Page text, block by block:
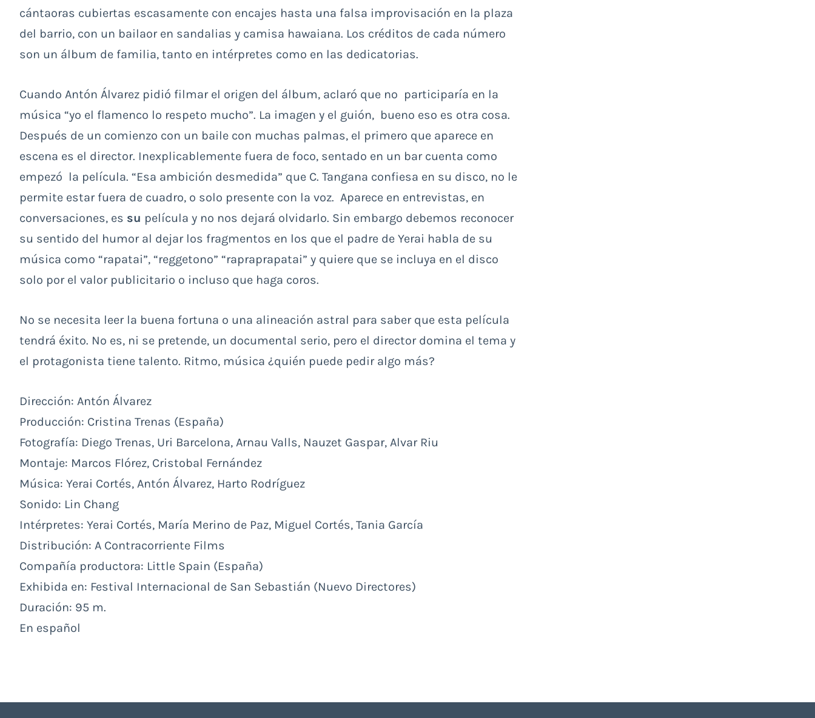
cántaoras cubiertas escasamente con encajes hasta una falsa improvisación en la plaza
del barrio, con un bailaor en sandalias y camisa hawaiana. Los créditos de cada número
son un álbum de familia, tanto en intérpretes como en las dedicatorias.
Cuando Antón Álvarez pidió filmar el origen del álbum, aclaró que no participaría en la
música “yo el flamenco lo respeto mucho”. La imagen y el guión, bueno eso es otra cosa.
Después de un comienzo con un baile con muchas palmas, el primero que aparece en
escena es el director. Inexplicablemente fuera de foco, sentado en un bar cuenta como
empezó la película. “Esa ambición desmedida” que C. Tangana confiesa en su disco, no le
permite estar fuera de cuadro, o solo presente con la voz. Aparece en entrevistas, en
conversaciones, es su película y no nos dejará olvidarlo. Sin embargo debemos reconocer
su sentido del humor al dejar los fragmentos en los que el padre de Yerai habla de su
música como “rapatai”, “reggetono” “rapraprapatai” y quiere que se incluya en el disco
solo por el valor publicitario o incluso que haga coros.
No se necesita leer la buena fortuna o una alineación astral para saber que esta película
tendrá éxito. No es, ni se pretende, un documental serio, pero el director domina el tema y
el protagonista tiene talento. Ritmo, música ¿quién puede pedir algo más?
Dirección: Antón Álvarez
Producción: Cristina Trenas (España)
Fotografía: Diego Trenas, Uri Barcelona, Arnau Valls, Nauzet Gaspar, Alvar Riu
Montaje: Marcos Flórez, Cristobal Fernández
Música: Yerai Cortés, Antón Álvarez, Harto Rodríguez
Sonido: Lin Chang
Intérpretes: Yerai Cortés, María Merino de Paz, Miguel Cortés, Tania García
Distribución: A Contracorriente Films
Compañía productora: Little Spain (España)
Exhibida en: Festival Internacional de San Sebastián (Nuevo Directores)
Duración: 95 m.
En español